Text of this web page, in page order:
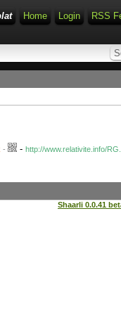
Home Login RSS
- - http://www.relativite.info/
Shaarli 0.0.41